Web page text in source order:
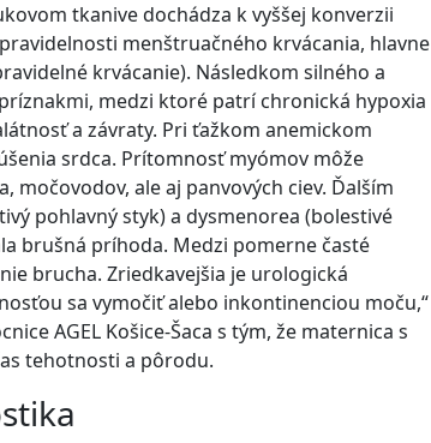
tkanive dochádza k vyššej konverzii
menštruačného krvácania, hlavne
krvácanie). Následkom silného a
medzi ktoré patrí chronická hypoxia
a závraty. Pri ťažkom anemickom
srdca. Prítomnosť myómov môže
ale aj panvových ciev. Ďalším
pohlavný styk) a dysmenorea (bolestivé
brušná príhoda. Medzi pomerne časté
brucha. Zriedkavejšia je urologická
sa vymočiť alebo inkontinenciou moču,“
AGEL Košice-Šaca s tým, že maternica s
tehotnosti a pôrodu.